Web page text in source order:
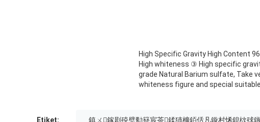
High Specific Gravity High Content
High whiteness ③ High specific
grade Natural Barium sulfate, Take
whiteness figure and special
Etiket: 鎮ㄨ鎵剧殑璧勬簮宸茶鍒犻櫎銆佸凡鏇村悕鎴栨殏